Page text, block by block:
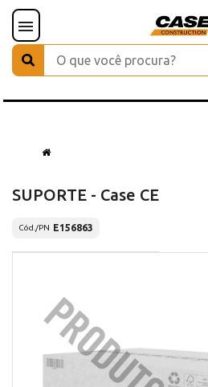
SUPORTE - Case CE
Cód./PN E156863